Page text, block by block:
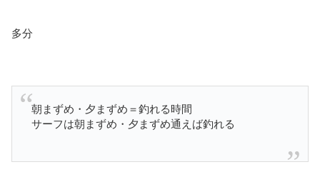
多分
朝まずめ・夕まずめ＝釣れる時間
サーフは朝まずめ・夕まずめ通えば釣れる